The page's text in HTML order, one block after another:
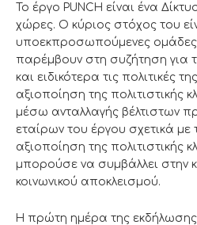
Το έργο PUNCH είναι ένα
χώρες. Ο κύριος στόχος του
υποεκπροσωπούμενες ομάδες
παρέμβουν στη συζήτηση για
και ειδικότερα τις πολιτικές
αξιοποίηση της πολιτιστικής
μέσω ανταλλαγής βέλτιστων
εταίρων του έργου σχετικά
αξιοποίηση της πολιτιστικής
μπορούσε να συμβάλλει στην
κοινωνικού αποκλεισμού.
Η πρώτη ημέρα της εκδήλωσης